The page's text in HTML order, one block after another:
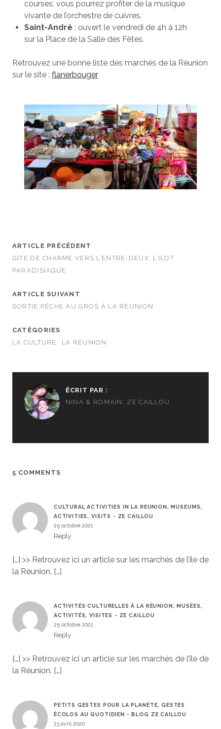
courses, vous pourrez profiter de la musique
vivante de l’orchestre de cuivres.
Saint-André : ouvert le vendredi de 4h à 12h
sur la Place de la Salle des Fêtes.
Retrouvez une bonne liste des marchés de la Réunion
sur le site : flanerbouger
ARTICLE PRÉCÉDENT
GITE DE CHARME VERS L’ENTRE-DEUX, L’ILOT
PARADISIAQUE
ARTICLE SUIVANT
SORTIE PÊCHE AU GROS À LA RÉUNION
CATÉGORIES
LA CULTURE
LA RÉUNION
ÉCRIT PAR :
NINA & ROMAIN, ZE CAILLOU
5 COMMENTS
CULTURAL ACTIVITIES IN LA REUNION, MUSEUMS,
ACTIVITIES, VISITS - ZE CAILLOU
25 octobre 2021
Reply
[…] >> Retrouvez ici un article sur les marchés de l’île de
la Réunion. […]
ACTIVITÉS CULTURELLES À LA RÉUNION, MUSÉES,
ACTIVITÉS, VISITES - ZE CAILLOU
25 octobre 2021
Reply
[…] >> Retrouvez ici un article sur les marchés de l’île de
la Réunion. […]
PETITS GESTES POUR LA PLANÈTE, GESTES
ÉCOLOS AU QUOTIDIEN - BLOG ZE CAILLOU
23 avril 2020